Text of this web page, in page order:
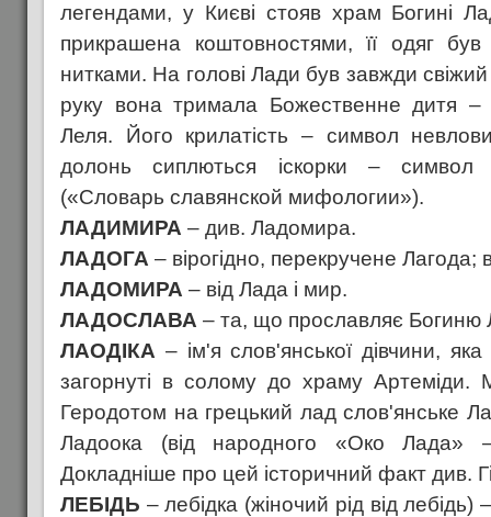
легендами, у Києві стояв храм Богині
прикрашена коштовностями, її одяг
нитками. На голові Лади був завжди
руку вона тримала Божественне дитя –
Леля. Його крилатість – символ
долонь сиплються іскорки – символ
(«Словарь славянской мифологии»).
ЛАДИМИРА – див. Ладомира.
ЛАДОГА – вірогідно, перекручене Лагода;
ЛАДОМИРА – від Лада і мир.
ЛАДОСЛАВА – та, що прославляє Богиню
ЛАОДІКА – ім'я слов'янської дівчини,
загорнуті в солому до храму Артеміди.
Геродотом на грецький лад слов'янське
Ладоока (від народного «Око Лада»
Докладніше про цей історичний факт див.
ЛЕБІДЬ – лебідка (жіночий рід від лебідь)